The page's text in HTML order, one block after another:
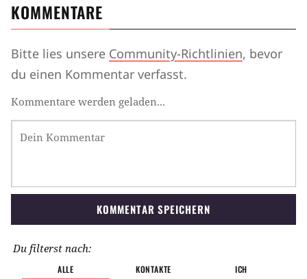
KOMMENTARE
Bitte lies unsere Community-Richtlinien, bevor
du einen Kommentar verfasst.
Kommentare werden geladen...
KOMMENTAR SPEICHERN
Du filterst nach:
ALLE KONTAKTE ICH